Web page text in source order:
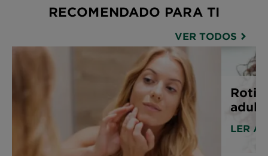
RECOMENDADO PARA TI
VER TODOS
LER